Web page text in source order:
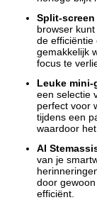
Split-
browser
de efficiëntie
gemakkelijk
focus te
Leuke mini-
een selectie
perfect voor
tijdens een
waardoor
AI
van je
door
efficiënt.